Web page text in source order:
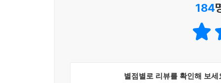
거다”라고 말하며, 세상이 조금 더 나은 곳으로 나
“놀라운 데뷔작이다. 이 시대 고전으로 기억될 소설
이 소설은 작가의 어린 시절 경험을 토대로 쓰여
184
별점별로 리뷰를 확인해 보세